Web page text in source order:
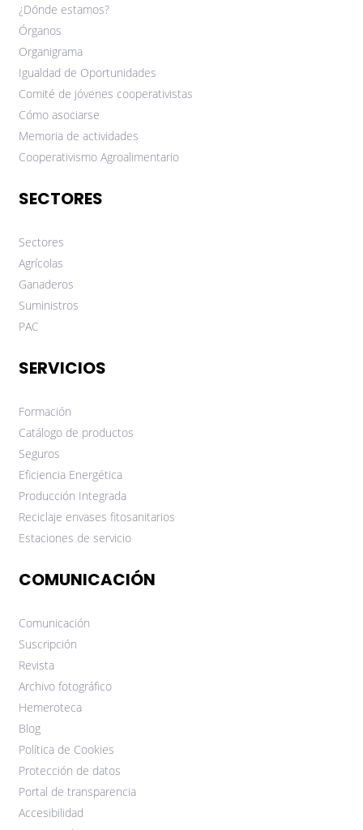
¿Dónde estamos?
Órganos
Organigrama
Igualdad de Oportunidades
Comité de jóvenes cooperativistas
Cómo asociarse
Memoria de actividades
Cooperativismo Agroalimentario
SECTORES
Sectores
Agrícolas
Ganaderos
Suministros
PAC
SERVICIOS
Formación
Catálogo de productos
Seguros
Eficiencia Energética
Producción Integrada
Reciclaje envases fitosanitarios
Estaciones de servicio
COMUNICACIÓN
Comunicación
Suscripción
Revista
Archivo fotográfico
Hemeroteca
Blog
Política de Cookies
Protección de datos
Portal de transparencia
Accesibilidad